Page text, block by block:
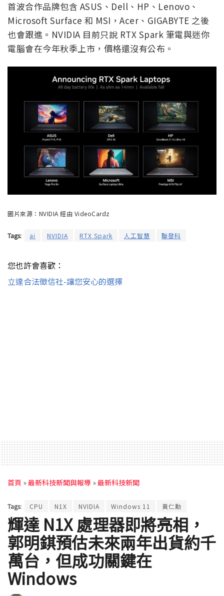
首波合作品牌包含 ASUS、Dell、HP、Lenovo、
Microsoft Surface 和 MSI，Acer、GIGABYTE 之後
也會跟進。NVIDIA 目前只說 RTX Spark 筆電與迷你
電腦會在今年秋季上市，價格還沒有公布。
圖片來源：NVIDIA 經由 VideoCardz
Tags: ai NVIDIA RTX Spark 人工智慧 聯發科
您也許會喜歡：
立達合法徵信社-讓您安心的選擇
首頁 »最新科技新聞與報導 »最新科技新聞
Tags: CPU N1X NVIDIA Windows 11 黃仁勳
輝達 N1X 處理器即將亮相，
郭明錤預估未來兩年出貨約千
萬台，但成功關鍵在
Windows